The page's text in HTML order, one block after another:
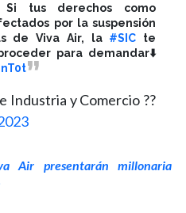
derechos como
por la suspensión
de Viva Air, la #SIC te
para demandar⬇️
Industria y Comercio ??
Air presentarán millonaria